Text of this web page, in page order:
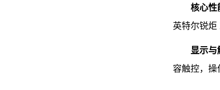
核心性
英特尔锐
显示与
容触控，